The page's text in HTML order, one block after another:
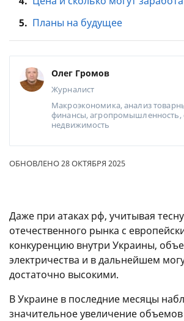
5. Планы на будущее
Олег Громов
Журналист
Макроэкономика, анализ
финансы, агропромышленность,
недвижимость
ОБНОВЛЕНО 28 ОКТЯБРЯ 2025
Даже при атаках рф, учитывая
отечественного рынка с
конкуренцию внутри Украины,
электричества и в дальнейшем
достаточно высокими.
В Украине в последние месяцы
значительное увеличение объемов